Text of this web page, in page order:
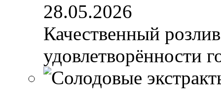
28.05.2026
Качественный
удовлетворённости